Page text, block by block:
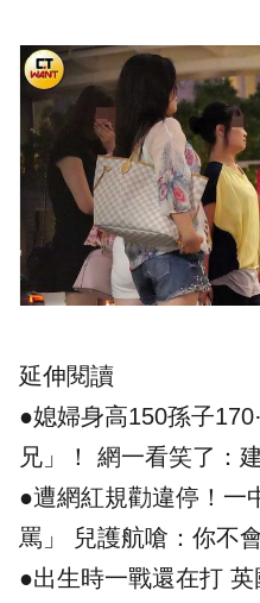
延伸閱讀
●媳婦身高150孫子
兄」！ 網一看笑了：
●遭網紅規勸違停！一
罵」 兒護航嗆：你不
●出生時一戰還在打